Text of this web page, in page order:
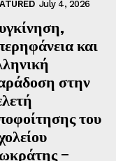
July 4, 2026
και
στην
του
–